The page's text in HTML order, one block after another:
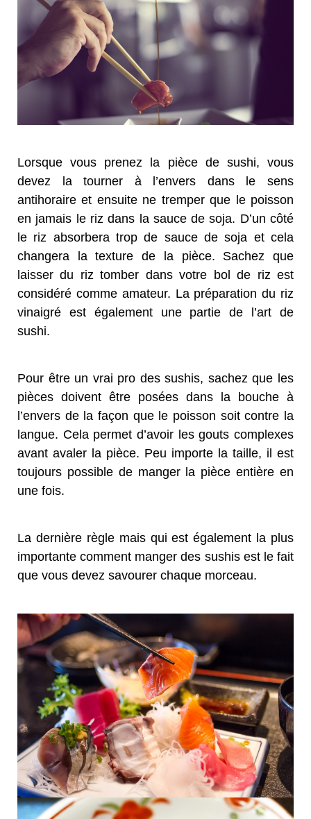
Lorsque vous prenez la pièce de sushi, vous
devez la tourner à l’envers dans le sens
antihoraire et ensuite ne tremper que le poisson
en jamais le riz dans la sauce de soja. D’un côté
le riz absorbera trop de sauce de soja et cela
changera la texture de la pièce. Sachez que
laisser du riz tomber dans votre bol de riz est
considéré comme amateur. La préparation du riz
vinaigré est également une partie de l’art de
sushi.
Pour être un vrai pro des sushis, sachez que les
pièces doivent être posées dans la bouche à
l’envers de la façon que le poisson soit contre la
langue. Cela permet d’avoir les gouts complexes
avant avaler la pièce. Peu importe la taille, il est
toujours possible de manger la pièce entière en
une fois.
La dernière règle mais qui est également la plus
importante comment manger des sushis est le fait
que vous devez savourer chaque morceau.